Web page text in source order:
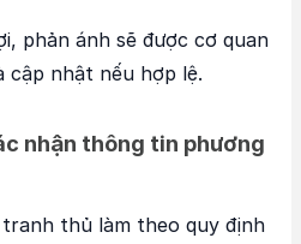
phản ánh sẽ được cơ quan
cập nhật nếu hợp lệ.
nhận thông tin phương
thủ làm theo quy định